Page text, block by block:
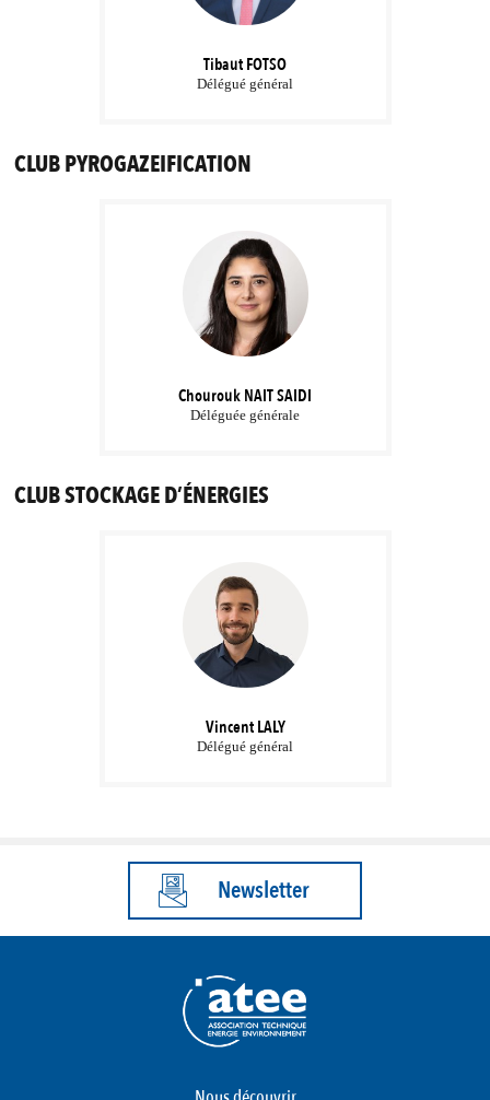
Tibaut FOTSO
Délégué général
CLUB PYROGAZEIFICATION
Chourouk NAIT SAIDI
Déléguée générale
CLUB STOCKAGE D’ÉNERGIES
Vincent LALY
Délégué général
Newsletter